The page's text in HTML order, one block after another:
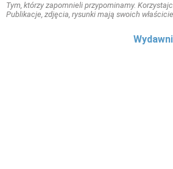
Tym, którzy zapomnieli przypominamy.
Publikacje, zdjęcia, rysunki mają swoich